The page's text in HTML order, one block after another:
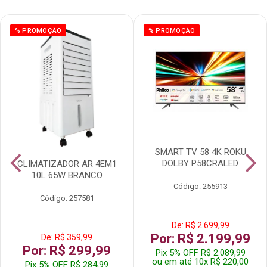
% PROMOÇÃO
CLIMATIZADOR AR 4EM1
10L 65W BRANCO
Código: 257581
De: R$ 359,99
Por: R$ 299,99
Pix 5% OFF R$ 284,99
% PROMOÇÃO
SMART TV 58 4K ROKU
DOLBY P58CRALED
Código: 255913
De: R$ 2.699,99
Por: R$ 2.199,99
Pix 5% OFF R$ 2.089,99
ou em até 10x R$ 220,00